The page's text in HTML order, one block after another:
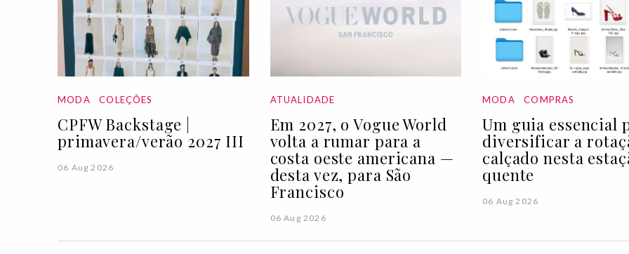
MODA COLEÇÕES
CPFW Backstage |
primavera/verão 2027 III
06 Aug 2026
ATUALIDADE
Em 2027, o Vogue World
volta a rumar para a
costa oeste americana —
desta vez, para São
Francisco
06 Aug 2026
MODA COMPRAS
Um guia essencial
diversificar a
calçado nesta
quente
06 Aug 2026